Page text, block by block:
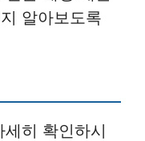
알아보도록
히 확인하시